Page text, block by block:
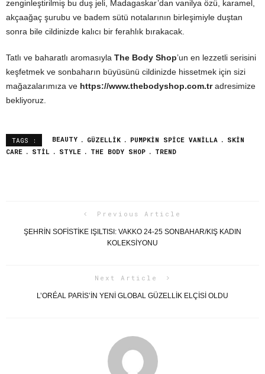
zenginleştirilmiş bu duş jeli, Madagaskar’dan vanilya özü, karamel,
akçaağaç şurubu ve badem sütü notalarının birleşimiyle duştan
sonra bile cildinizde kalıcı bir ferahlık bırakacak.
Tatlı ve baharatlı aromasıyla The Body Shop’un en lezzetli serisini
keşfetmek ve sonbaharın büyüsünü cildinizde hissetmek için sizi
mağazalarımıza ve https://www.thebodyshop.com.tradresimize
bekliyoruz.
TAGS : BEAUTY GÜZELLIK PUMPKIN SPICE VANILLA
SKIN
CARE
STIL STYLE THE BODY SHOP TREND
Previous Article
ŞEHRİN SOFİSTİKE IŞILTISI: VAKKO 24-25 SONBAHAR/KIŞ KADIN
KOLEKSİYONU
Next Article
L’ORÉAL PARİS’İN YENİ GLOBAL GÜZELLİK ELÇİSİ OLDU